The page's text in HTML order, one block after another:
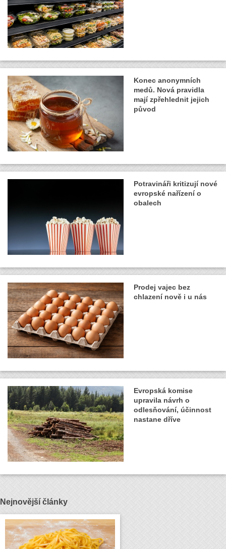
Konec anonymních
medů. Nová pravidla
mají zpřehlednit jejich
původ
Potravináři kritizují nové
evropské nařízení o
obalech
Prodej vajec bez
chlazení nově i u nás
Evropská komise
upravila návrh o
odlesňování, účinnost
nastane dříve
Nejnovější články